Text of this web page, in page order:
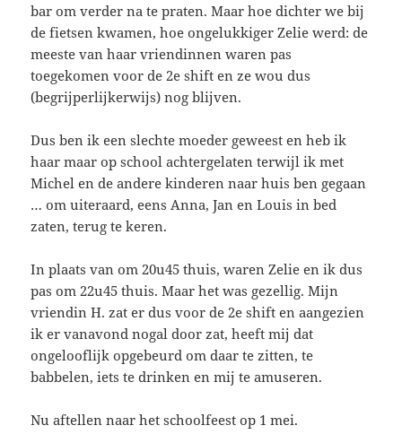
bar om verder na te praten. Maar hoe dichter we bij
de fietsen kwamen, hoe ongelukkiger Zelie werd: de
meeste van haar vriendinnen waren pas
toegekomen voor de 2e shift en ze wou dus
(begrijperlijkerwijs) nog blijven.
Dus ben ik een slechte moeder geweest en heb ik
haar maar op school achtergelaten terwijl ik met
Michel en de andere kinderen naar huis ben gegaan
… om uiteraard, eens Anna, Jan en Louis in bed
zaten, terug te keren.
In plaats van om 20u45 thuis, waren Zelie en ik dus
pas om 22u45 thuis. Maar het was gezellig. Mijn
vriendin H. zat er dus voor de 2e shift en aangezien
ik er vanavond nogal door zat, heeft mij dat
ongelooflijk opgebeurd om daar te zitten, te
babbelen, iets te drinken en mij te amuseren.
Nu aftellen naar het schoolfeest op 1 mei.